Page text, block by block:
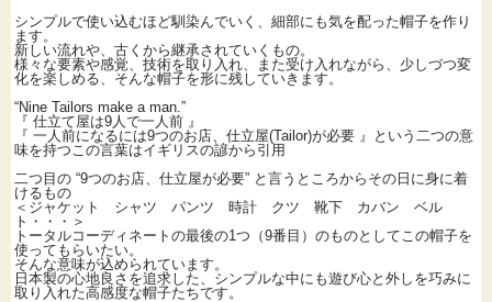
シンプルで使い込むほど馴染んでいく、細部にも気を配った帽子を作り
ます。
新しい流れや、古くから継承されていくもの。
様々な要素や感覚、技術を取り入れ、また受け入れながら、少しづつ変
化を楽しめる、そんな帽子を形に残していきます。
“Nine Tailors make a man.”
『 仕立て屋は9人で一人前 』
『 一人前になるには9つのお店、仕立屋(Tailor)が必要 』という二つの意
味を持つこの言葉はイギリスの諺から引用
二つ目の “9つのお店、仕立屋が必要” と言うところからその日に身に着
けるもの
＜ジャケット シャツ パンツ 時計 クツ 靴下 カバン ベル
ト・・・＞
トータルコーディネートの最後の1つ（9番目）のものとしてこの帽子を
使ってもらいたい。
そんな意味が込められています。
日本製の心地良さを追求した、シンプルな中にも遊び心と外しを巧みに
取り入れた高感度な帽子たちです。